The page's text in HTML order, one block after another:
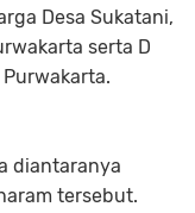
Desa Sukatani,
serta D
diantaranya
tersebut.